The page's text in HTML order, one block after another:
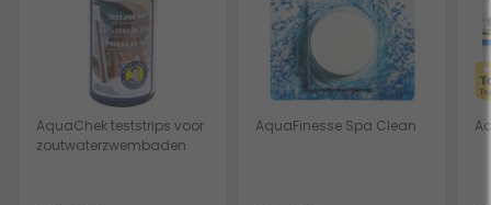
AquaChek teststrips voor
zoutwaterzwembaden
AquaFinesse Spa Clean